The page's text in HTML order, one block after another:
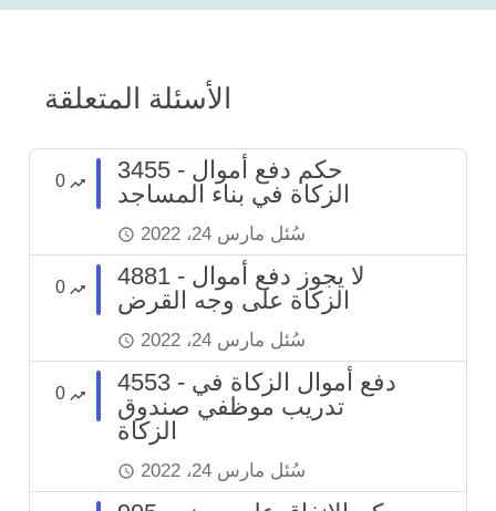
الأسئلة المتعلقة
0
3455 - حكم دفع أموال
الزكاة في بناء المساجد
سُئل مارس 24، 2022
0
4881 - لا يجوز دفع أموال
الزكاة على وجه القرض
سُئل مارس 24، 2022
0
4553 - دفع أموال الزكاة في
تدريب موظفي صندوق
الزكاة
سُئل مارس 24، 2022